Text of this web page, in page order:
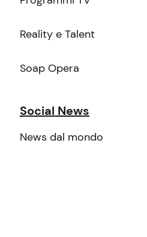
Reality e Talent
Soap Opera
Social News
News dal mondo